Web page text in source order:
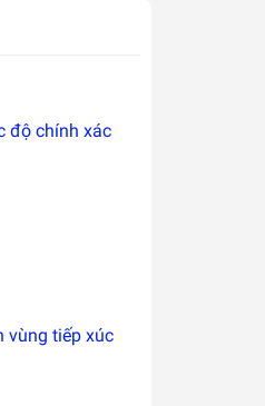
độ chính xác
vùng tiếp xúc